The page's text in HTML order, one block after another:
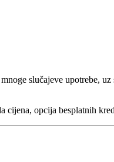
slučajeve upotrebe,
cijena, opcija besplatnih